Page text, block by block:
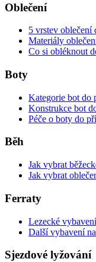
Oblečení
5 vrstev oblečení
Materiály
Co si obléknout
Boty
Kategorie bot do
Konstrukce bot
Péče o boty do
Běh
Jak vybrat
Jak vybrat
Ferraty
Lezecké
Další vybavení
Sjezdové lyžování